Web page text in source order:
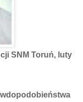
SNM Toruń, luty